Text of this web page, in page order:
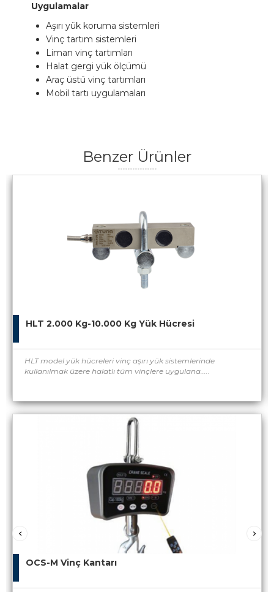
Uygulamalar
Aşırı yük koruma sistemleri
Vinç tartım sistemleri
Liman vinç tartımları
Halat gergi yük ölçümü
Araç üstü vinç tartımları
Mobil tartı uygulamaları
Benzer Ürünler
HLT 2.000 Kg-10.000 Kg Yük Hücresi
HLT model yük hücreleri vinç aşırı yük sistemlerinde
kullanılmak üzere halatlı tüm vinçlere uygulana.....
OCS-M Vinç Kantarı